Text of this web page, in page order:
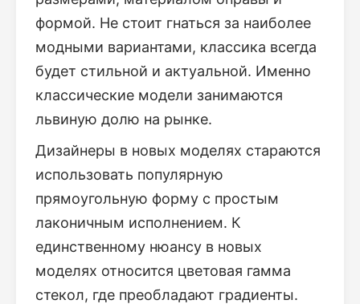
формой. Не стоит гнаться за наиболее
модными вариантами, классика всегда
будет стильной и актуальной. Именно
классические модели занимаются
львиную долю на рынке.
Дизайнеры в новых моделях стараются
использовать популярную
прямоугольную форму с простым
лаконичным исполнением. К
единственному нюансу в новых
моделях относится цветовая гамма
стекол, где преобладают градиенты.